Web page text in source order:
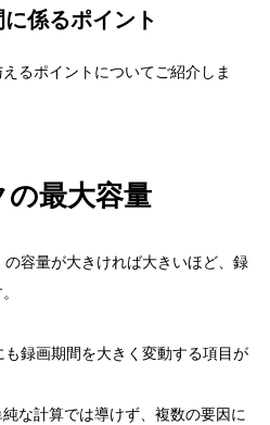
係るポイント
るポイントについてご紹介しま
最大容量
容量が大きければ大きいほど、録
も録画期間を大きく変動する項目が
な計算では導けず、複数の要因に